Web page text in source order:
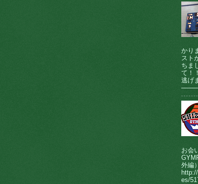
かり
スト
ちま
て！
逃げ
お会
外編
es/